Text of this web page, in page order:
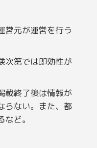
営元が運営を行う
次第では即効性が
載終了後は情報が
らない。また、都
ど。